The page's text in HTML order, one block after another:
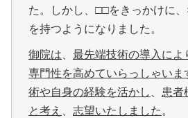
た。しかし、□□をきっかけに
を持つようになりました。
御院は 最先端技術の導入によ
専門性を高めていらっしゃいま
術や自身の経験を活かし
患者
と考え
志望いたしました 。